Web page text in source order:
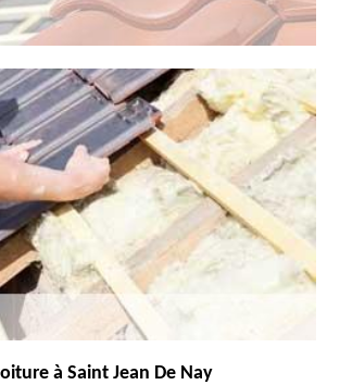
à Saint Jean De Nay